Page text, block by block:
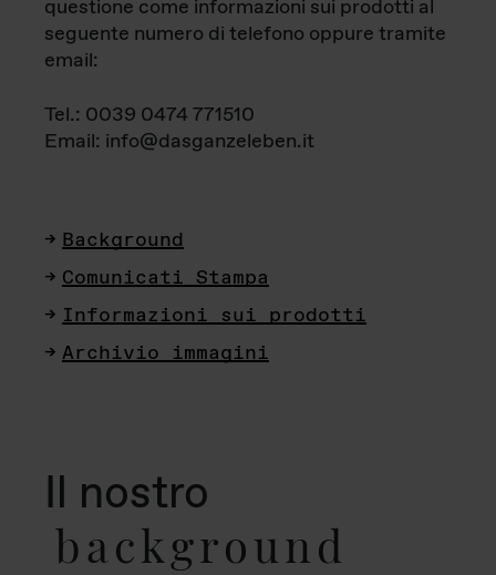
questione come informazioni sui prodotti al
seguente numero di telefono oppure tramite
email:
Tel.: 0039 0474 771510
Email: info@dasganzeleben.it
Background
Comunicati Stampa
Informazioni sui prodotti
Archivio immagini
Il nostro
background